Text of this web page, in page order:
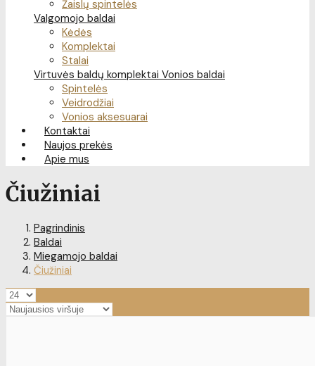
Žaislų spintelės
Valgomojo baldai
Kėdės
Komplektai
Stalai
Virtuvės baldų komplektai Vonios baldai
Spintelės
Veidrodžiai
Vonios aksesuarai
Kontaktai
Naujos prekės
Apie mus
Čiužiniai
Pagrindinis
Baldai
Miegamojo baldai
Čiužiniai